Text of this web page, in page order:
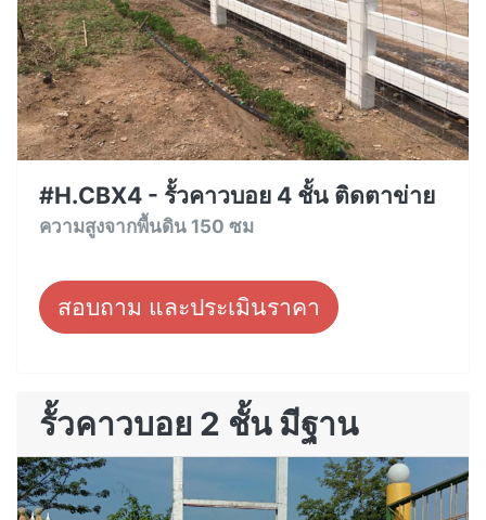
#H.CBX4 - รั้วคาวบอย 4 ชั้น ติดตาข่าย
ความสูงจากพื้นดิน 150 ซม
สอบถาม และประเมินราคา
รั้วคาวบอย 2 ชั้น มีฐาน